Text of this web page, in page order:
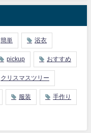
簡単 浴衣
pickup おすすめ
クリスマスツリー
服装 手作り